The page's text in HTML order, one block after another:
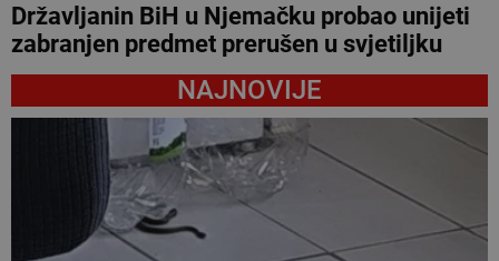
Državljanin BiH u Njemačku probao unijeti
zabranjen predmet prerušen u svjetiljku
NAJNOVIJE